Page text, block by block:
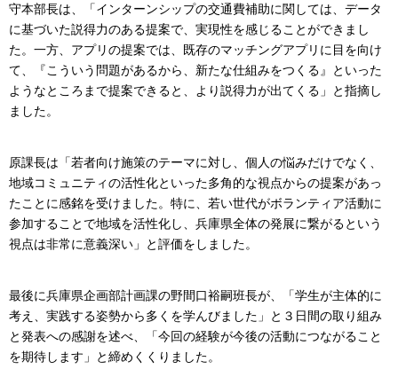
守本部長は、「インターンシップの交通費補助に関しては、データ
に基づいた説得力のある提案で、実現性を感じることができまし
た。一方、アプリの提案では、既存のマッチングアプリに目を向け
て、『こういう問題があるから、新たな仕組みをつくる』といった
ようなところまで提案できると、より説得力が出てくる」と指摘し
ました。
原課長は「若者向け施策のテーマに対し、個人の悩みだけでなく、
地域コミュニティの活性化といった多角的な視点からの提案があっ
たことに感銘を受けました。特に、若い世代がボランティア活動に
参加することで地域を活性化し、兵庫県全体の発展に繋がるという
視点は非常に意義深い」と評価をしました。
最後に兵庫県企画部計画課の野間口裕嗣班長が、「学生が主体的に
考え、実践する姿勢から多くを学んびました」と３日間の取り組み
と発表への感謝を述べ、「今回の経験が今後の活動につながること
を期待します」と締めくくりました。